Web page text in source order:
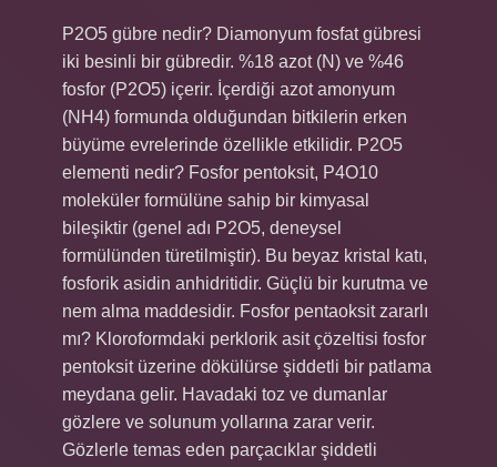
P2O5 gübre nedir? Diamonyum fosfat gübresi
iki besinli bir gübredir. %18 azot (N) ve %46
fosfor (P2O5) içerir. İçerdiği azot amonyum
(NH4) formunda olduğundan bitkilerin erken
büyüme evrelerinde özellikle etkilidir. P2O5
elementi nedir? Fosfor pentoksit, P4O10
moleküler formülüne sahip bir kimyasal
bileşiktir (genel adı P2O5, deneysel
formülünden türetilmiştir). Bu beyaz kristal katı,
fosforik asidin anhidritidir. Güçlü bir kurutma ve
nem alma maddesidir. Fosfor pentaoksit zararlı
mı? Kloroformdaki perklorik asit çözeltisi fosfor
pentoksit üzerine dökülürse şiddetli bir patlama
meydana gelir. Havadaki toz ve dumanlar
gözlere ve solunum yollarına zarar verir.
Gözlerle temas eden parçacıklar şiddetli